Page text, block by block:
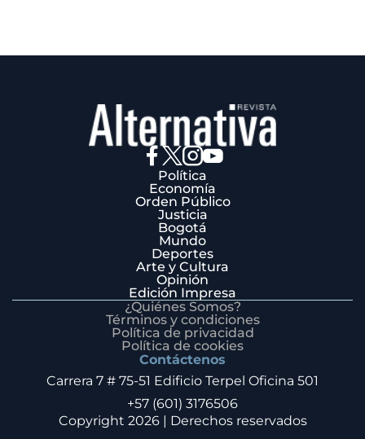
Política
Economía
Orden Público
Justicia
Bogotá
Mundo
Deportes
Arte y Cultura
Opinión
Edición Impresa
¿Quiénes Somos?
Términos y condiciones
Política de privacidad
Política de cookies
Contáctenos
Carrera 7 # 75-51 Edificio Terpel Oficina 501
+57 (601) 3176506
Copyright 2026 | Derechos reservados